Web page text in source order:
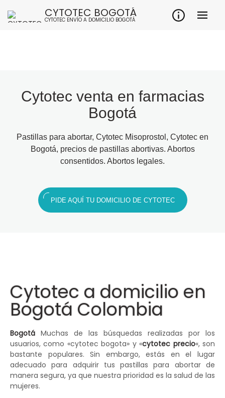
CYTOTEC BOGOTÁ
CYTOTEC ENVÍO A DOMICILIO BOGOTÁ
Cytotec venta en farmacias
Bogotá
Pastillas para abortar, Cytotec Misoprostol, Cytotec en
Bogotá, precios de pastillas abortivas. Abortos
consentidos. Abortos legales.
PIDE AQUÍ TU DOMICILIO DE CYTOTEC
Cytotec a domicilio en
Bogotá Colombia
Bogotá Muchas de las búsquedas realizadas por los
usuarios, como «cytotec bogota» y «cytotec precio«, son
bastante populares. Sin embargo, estás en el lugar
adecuado para adquirir tus pastillas para abortar de
manera segura, ya que nuestra prioridad es la salud de las
mujeres.